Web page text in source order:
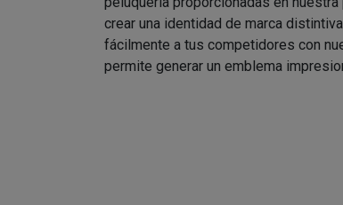
crear una identidad de marca
fácilmente a tus competidores con
permite generar un emblema